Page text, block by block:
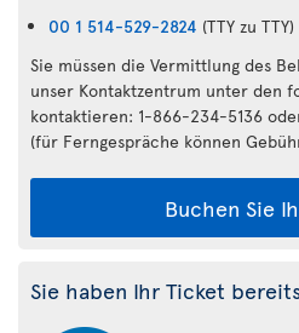
00 1 514-529-2824 (TTY zu TTY)
Sie müssen die Vermittlung des
unser Kontaktzentrum unter den
kontaktieren: 1-866-234-5136
(für Ferngespräche können
Buchen Sie
Sie haben Ihr Ticket